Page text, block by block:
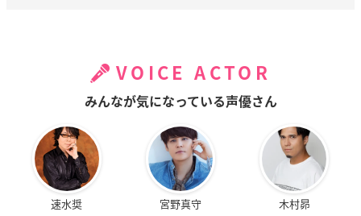
VOICE ACTOR
みんなが気になっている声優さん
速水奨 宮野真守 木村昴